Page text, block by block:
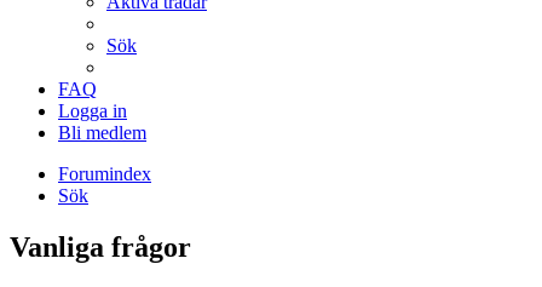
Sök
FAQ
Logga in
Bli medlem
Forumindex
Sök
Vanliga frågor